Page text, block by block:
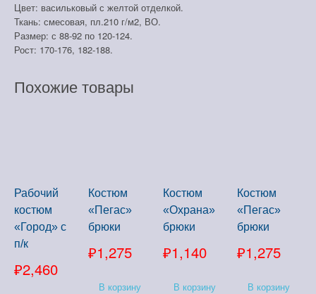
Цвет: васильковый с желтой отделкой.
Ткань: смесовая, пл.210 г/м2, ВО.
Размер: с 88-92 по 120-124.
Рост: 170-176, 182-188.
Похожие товары
Рабочий
костюм
«Город» с
п/к
₽2,460
Костюм
«Пегас»
брюки
₽1,275
В корзину
Костюм
«Охрана»
брюки
₽1,140
В корзину
Костюм
«Пегас»
брюки
₽1,275
В корзину